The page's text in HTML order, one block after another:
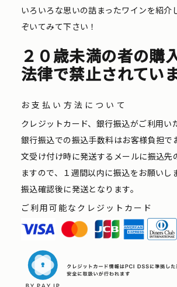
いろいろな思いの詰まったワインを紹介
ぞいてみて下さい！
２０歳未満の者の購
法律で禁止されていま
お支払い方法について
クレジットカード、銀行振込がご利用い
銀行振込での振込手数料はお客様負担で
文受け付け時に発送するメールに振込先
ますので、１週間以内に振込をお願いし
振込確認後に発送となります。
ご利用可能なクレジットカード